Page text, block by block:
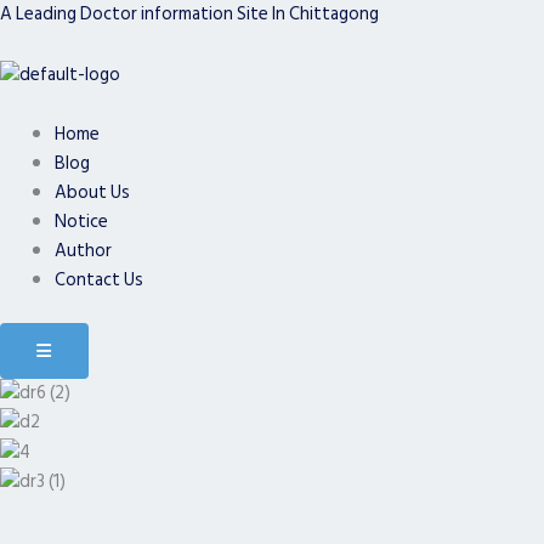
Skip
content
A Leading Doctor information Site In Chittagong
Home
Blog
About Us
Notice
Author
Contact Us
Hamburger Toggle Menu